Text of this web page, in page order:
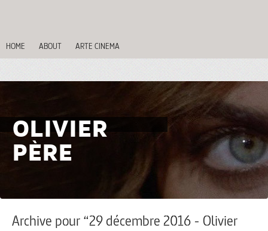
HOME ABOUT ARTE CINEMA
OLIVIER
PÈRE
Archive pour “29 décembre 2016 - Olivier